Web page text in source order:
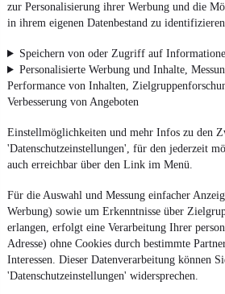
zur Personalisierung ihrer Werbung und die
in ihrem eigenen Datenbestand zu
Speichern von oder Zugriff auf
Personalisierte Werbung und Inhalte,
Performance von Inhalten,
Verbesserung von Angeboten
Einstellmöglichkeiten und mehr Infos zu den
'Datenschutzeinstellungen', für den jederzeit
auch erreichbar über den Link im Menü.
Für die Auswahl und Messung einfacher
Werbung) sowie um Erkenntnisse über
erlangen, erfolgt eine Verarbeitung Ihrer
Adresse) ohne Cookies durch bestimmte
Interessen. Dieser Datenverarbeitung können
'Datenschutzeinstellungen' widersprechen.